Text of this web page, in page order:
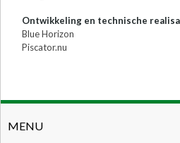
Ontwikkeling en technische
Blue Horizon
Piscator.nu
MENU